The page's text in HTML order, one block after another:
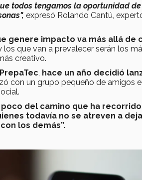
todos tengamos la oportunidad
expresó Rolando Cantú,
genere impacto va más allá de
los que van a prevalecer serán los
creativo.
PrepaTec hace un año decidió
con un grupo pequeño de amigos
del camino que ha
todavía no se atreven a
los demás”.